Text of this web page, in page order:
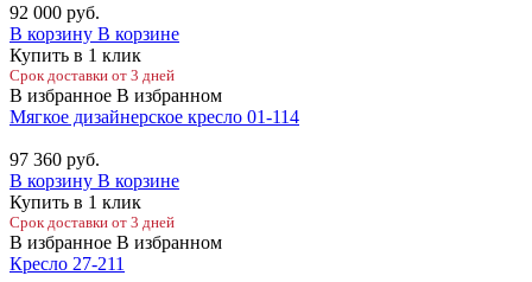
92 000 руб.
В корзину В корзине
Купить в 1 клик
Срок доставки от 3 дней
В избранное В избранном
Мягкое дизайнерское кресло 01-114
97 360 руб.
В корзину В корзине
Купить в 1 клик
Срок доставки от 3 дней
В избранное В избранном
Кресло 27-211